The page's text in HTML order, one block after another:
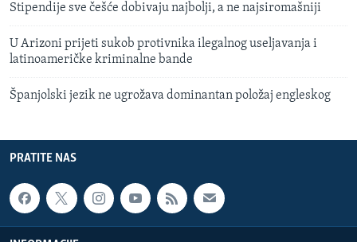
Stipendije sve češće dobivaju najbolji, a ne najsiromašniji
U Arizoni prijeti sukob protivnika ilegalnog useljavanja i
latinoameričke kriminalne bande
Španjolski jezik ne ugrožava dominantan položaj engleskog
PRATITE NAS